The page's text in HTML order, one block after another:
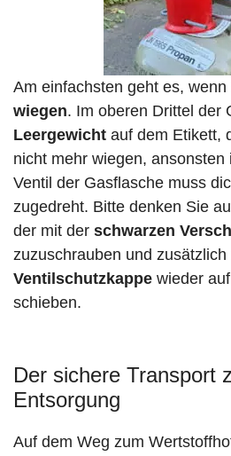
Am einfachsten geht es, wenn
wiegen. Im oberen Drittel der
Leergewicht auf dem Etikett,
nicht mehr wiegen,
Ventil der Gasflasche muss
zugedreht. Bitte denken Sie
der mit der schwarzen
zuzuschrauben und zusätzlich
Ventilschutzkappe wieder
schieben.
Der sichere Transport
Entsorgung
Auf dem Weg zum